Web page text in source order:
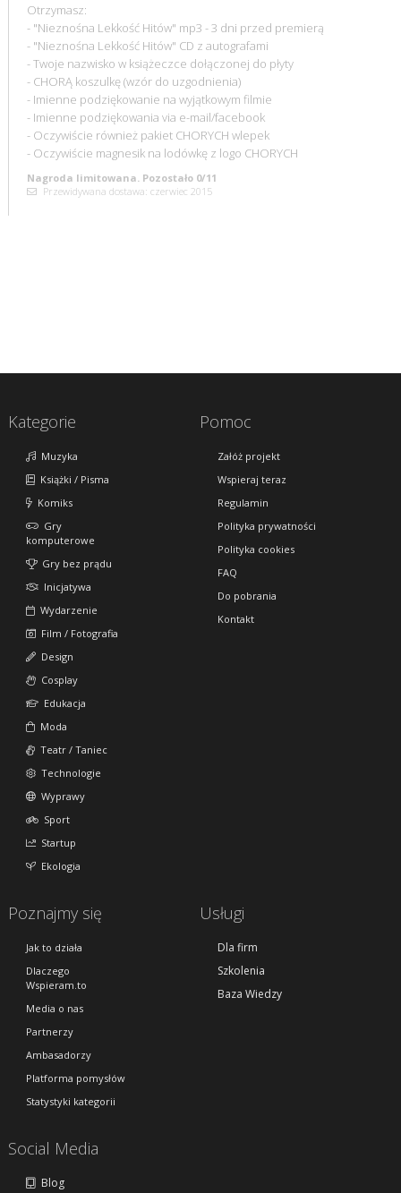
Otrzymasz:
- "Nieznośna Lekkość Hitów" mp3 - 3 dni przed premierą
- "Nieznośna Lekkość Hitów" CD z autografami
- Twoje nazwisko w książeczce dołączonej do płyty
- CHORĄ koszulkę (wzór do uzgodnienia)
- Imienne podziękowanie na wyjątkowym filmie
- Imienne podziękowania via e-mail/facebook
- Oczywiście również pakiet CHORYCH wlepek
- Oczywiście magnesik na lodówkę z logo CHORYCH
Nagroda limitowana. Pozostało 0/11
Przewidywana dostawa: czerwiec 2015
Kategorie
Muzyka
Książki / Pisma
Komiks
Gry
komputerowe
Gry bez prądu
Inicjatywa
Wydarzenie
Film / Fotografia
Design
Cosplay
Edukacja
Moda
Teatr / Taniec
Technologie
Wyprawy
Sport
Startup
Ekologia
Pomoc
Załóż projekt
Wspieraj teraz
Regulamin
Polityka prywatności
Polityka cookies
FAQ
Do pobrania
Kontakt
Poznajmy się
Jak to działa
Dlaczego
Wspieram.to
Media o nas
Partnerzy
Ambasadorzy
Platforma pomysłów
Statystyki kategorii
Usługi
Dla firm
Szkolenia
Baza Wiedzy
Social Media
Blog